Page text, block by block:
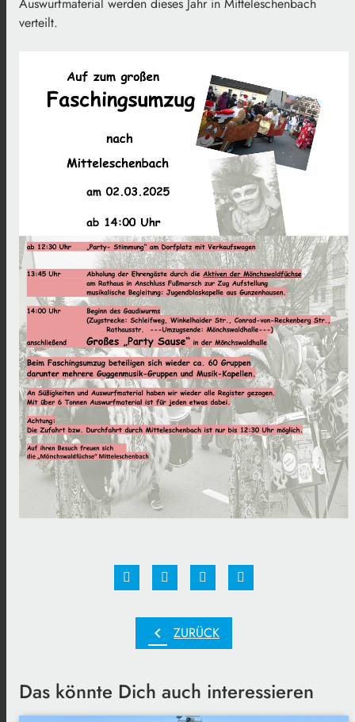
Auswurfmaterial werden dieses Jahr in Mitteleschenbach
verteilt.
chevron_left ZURÜCK
Das könnte Dich auch interessieren